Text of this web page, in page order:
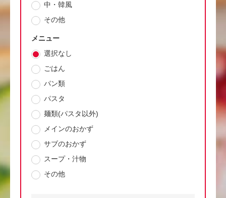
中・韓風
その他
メニュー
選択なし
ごはん
パン類
パスタ
麺類(パスタ以外)
メインのおかず
サブのおかず
スープ・汁物
その他